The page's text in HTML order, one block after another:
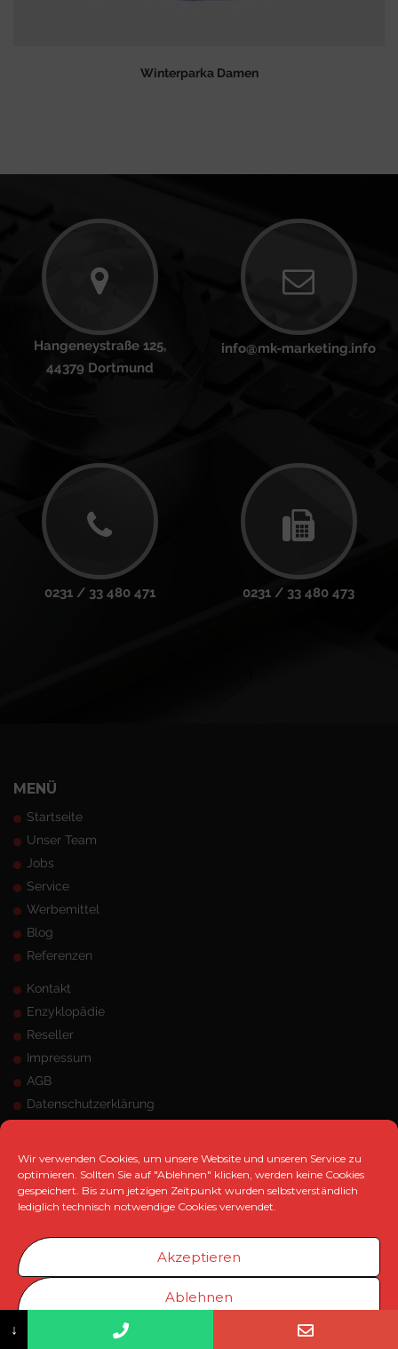
Wir verwenden Cookies, um unsere Website und unseren Service zu
optimieren. Sollten Sie auf "Ablehnen" klicken, werden keine Cookies
gespeichert. Bis zum jetzigen Zeitpunkt wurden selbstverständlich
lediglich technisch notwendige Cookies verwendet.
Akzeptieren
Ablehnen
Cookie-Richtlinie Impressum
Winterparka Damen
Hangeneystraße 125,
44379 Dortmund
info@mk-marketing.info
0231 / 33 480 471 0231 / 33 480 473
MENÜ
Startseite
Unser Team
Jobs
Service
Werbemittel
Blog
Referenzen
Kontakt
Enzyklopädie
Reseller
Impressum
AGB
Datenschutzerklärung
ANSCHRIFT
MK Marketing e.K.
Telefon:
Telefax:
info@mk-marketing.info
↓